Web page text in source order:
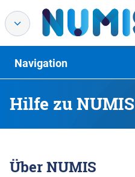
Hilfe zu NUMIS
Navigation
Über NUMIS